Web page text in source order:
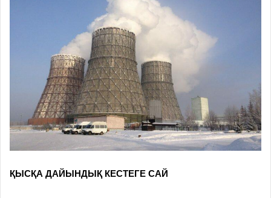
ҚЫСҚА ДАЙЫНДЫҚ КЕСТЕГЕ САЙ